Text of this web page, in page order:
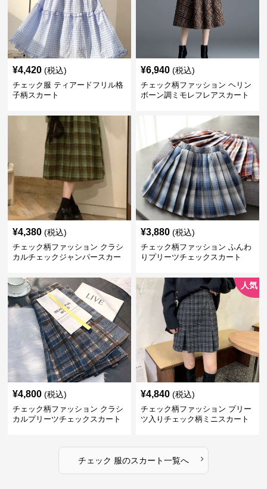
¥4,420 (税込)
チェック服 ティアードフリル格
子柄スカート
¥6,940 (税込)
チェック柄ファッション ヘリン
ボーン調ミモレフレアスカート
¥4,380 (税込)
チェック柄ファッション クラシ
カルチェックジャンパースカー
¥3,880 (税込)
チェック柄ファッション ふんわ
りプリーツチェックスカート
¥4,800 (税込)
チェック柄ファッション クラシ
カルプリーツチェックスカート
人気
¥4,840 (税込)
チェック柄ファッション プリー
ツ入りチェック柄ミニスカート
チェック 服のスカート一覧へ ›